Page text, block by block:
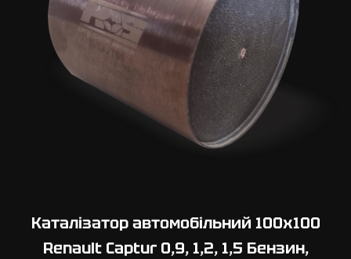
Каталізатор автомобільний 100х100
Renault Captur 0,9, 1,2, 1,5 Бензин,